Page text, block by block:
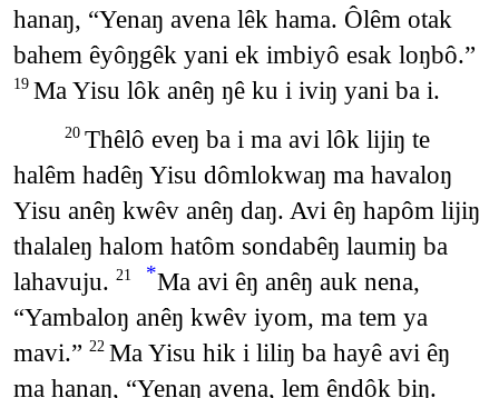
hanaŋ, “Yenaŋ avena lêk hama. Ôlêm otak
bahem êyôŋgêk yani ek imbiyô esak loŋbô.”
19 Ma Yisu lôk anêŋ ŋê ku i iviŋ yani ba i.
20 Thêlô eveŋ ba i ma avi lôk lijiŋ te
halêm hadêŋ Yisu dômlokwaŋ ma havaloŋ
Yisu anêŋ kwêv anêŋ daŋ. Avi êŋ hapôm lijiŋ
thalaleŋ halom hatôm sondabêŋ laumiŋ ba
lahavuju. 21 *Ma avi êŋ anêŋ auk nena,
“Yambaloŋ anêŋ kwêv iyom, ma tem ya
mavi.” 22 Ma Yisu hik i liliŋ ba hayê avi êŋ
ma hanaŋ, “Yenaŋ avena, lem êndôk biŋ.